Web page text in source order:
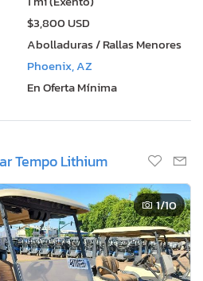
$3,800 USD
Abolladuras / Rallas Menores
Phoenix, AZ
En Oferta Mínima
Tempo Lithium
1/10